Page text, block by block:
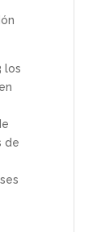
los
de